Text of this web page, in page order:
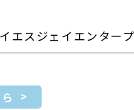
エスジェイエンター